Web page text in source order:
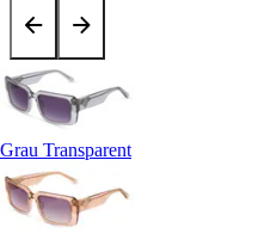
Grau Transparent